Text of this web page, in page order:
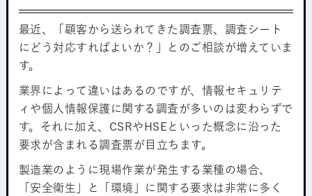
最近、「顧客から送られてきた調査票、調査シート
にどう対応すればよいか？」とのご相談が増えていま
す。
業界によって違いはあるのですが、情報セキュリテ
ィや個人情報保護に関する調査が多いのは変わらずで
す。それに加え、CSRやHSEといった概念に沿った
要求が含まれる調査票が目立ちます。
製造業のように現場作業が発生する業種の場合、
「安全衛生」と「環境」に関する要求は非常に多く